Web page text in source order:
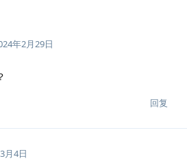
年2月29日
回复
月4日